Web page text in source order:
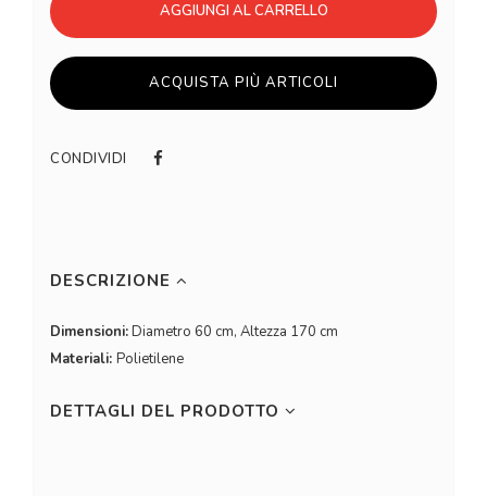
AGGIUNGI AL CARRELLO
ACQUISTA PIÙ ARTICOLI
CONDIVIDI
DESCRIZIONE
Dimensioni:Diametro 60 cm, Altezza 170 cm
Materiali: Polietilene
DETTAGLI DEL PRODOTTO